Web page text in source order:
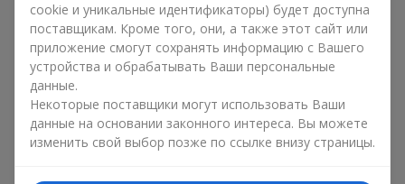
Росовка: классика, романтика,
минимализм
Ассортимент цветочных корзин наflowers.uaвключает
варианты на любой вкус:
Классические композиции— сочетанияроз, лилий,
хризантемв строгих формах;
cookie и уникальные идентификаторы) будет доступна
поставщикам. Кроме того, они, а также этот сайт или
приложение смогут сохранять информацию с Вашего
устройства и обрабатывать Ваши персональные
данные.
Некоторые поставщики могут использовать Ваши
данные на основании законного интереса. Вы можете
изменить свой выбор позже по ссылке внизу страницы.